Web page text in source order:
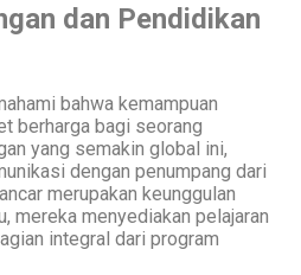
dan Pendidikan
bahwa kemampuan
berharga bagi seorang
yang semakin global ini,
dengan penumpang dari
merupakan keunggulan
mereka menyediakan pelajaran
integral dari program